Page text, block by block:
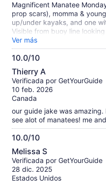
Magnificent Manatee
prop scars), momma &
up/under kayaks, and one
Visible from buoy line
Johns River and lagoon.
wonderful guide: he pointed
manatee swirls in the water,
how Jeff sought to avoid
manatees. My first time
Ver más
10.0/10
10.0
de
10
Thierry A
Verificada por GetYourGuide
10 feb. 2026
Canada
our guide jake was
see alot of manatees! me
10.0/10
10.0
de
10
Melissa S
Verificada por GetYourGuide
28 dic. 2025
Estados Unidos